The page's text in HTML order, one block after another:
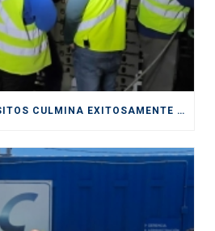
D&C DIVISIÓN DEPÓSITOS CULMINA EXITOSAMENTE SERVICIOS PRESTADOS DURANTE CICLO DE EXPORTACIÓN DE CEREZAS